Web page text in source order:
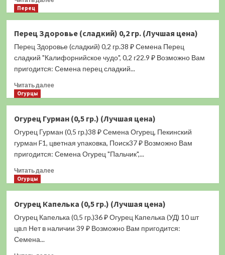
цена)
Ольга
F1
(сладкий)
0,1
(Лучшая
Перец
Перец Здоровье (сладкий) 0,2 гр. (Лучшая цена)
Перец Здоровье (сладкий) 0,2 гр.38 ₽ Семена Перец
сладкий "Калифорнийское чудо", 0,2 г22.9 ₽ Возможно Вам
пригодится: Семена перец сладкий...
Читать далееПрочитать
Здоровье
(сладкий)
0,2
гр.
цена)
Огурцы
Огурец Гурман (0,5 гр.) (Лучшая цена)
Огурец Гурман (0,5 гр.)38 ₽ Семена Огурец, Пекинский
гурман F1, цветная упаковка, Поиск37 ₽ Возможно Вам
пригодится: Семена Огурец "Пальчик",...
Читать далееПрочитать
Гурман
(0,5
гр.)
Огурцы
Огурец Капелька (0,5 гр.) (Лучшая цена)
Огурец Капелька (0,5 гр.)36 ₽ Огурец Капелька (УД) 10 шт
цв.п Нет в наличии 39 ₽ Возможно Вам пригодится:
Семена...